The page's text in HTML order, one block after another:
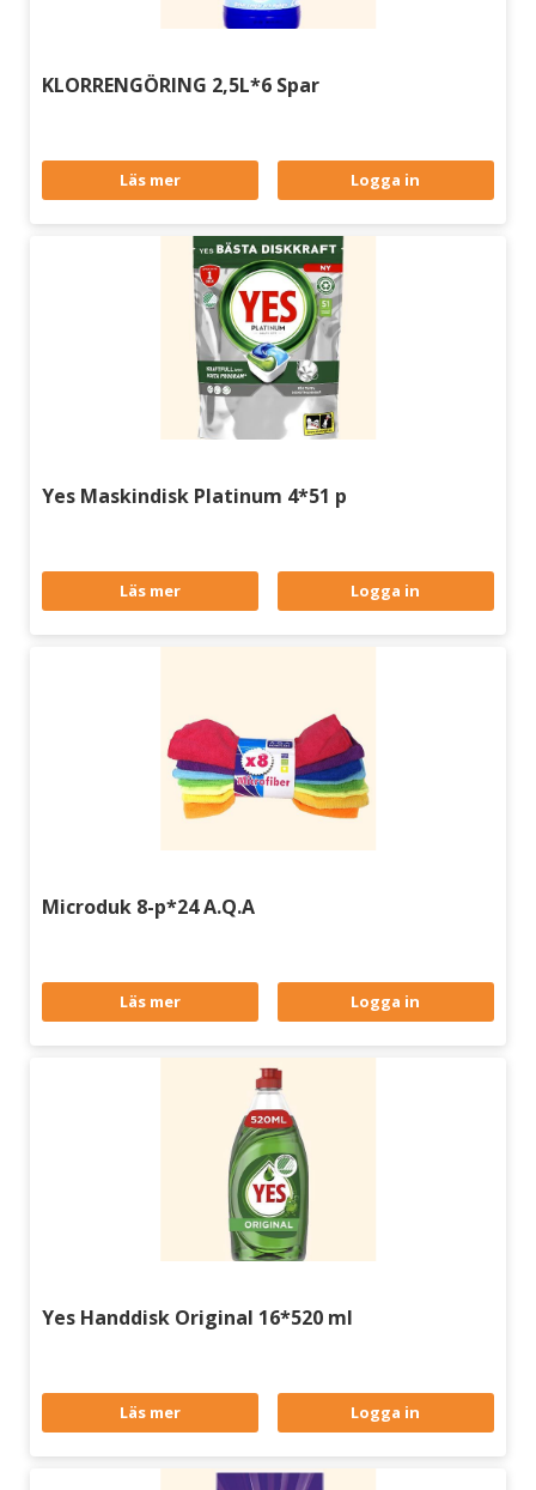
KLORRENGÖRING 2,5L*6 Spar
Läs mer Logga in
Yes Maskindisk Platinum 4*51 p
Läs mer Logga in
Microduk 8-p*24 A.Q.A
Läs mer Logga in
Yes Handdisk Original 16*520 ml
Läs mer Logga in